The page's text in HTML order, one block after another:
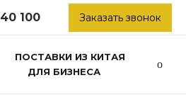
100 Заказать звонок
ПОСТАВКИ ИЗ КИТАЯ
ДЛЯ БИЗНЕСА